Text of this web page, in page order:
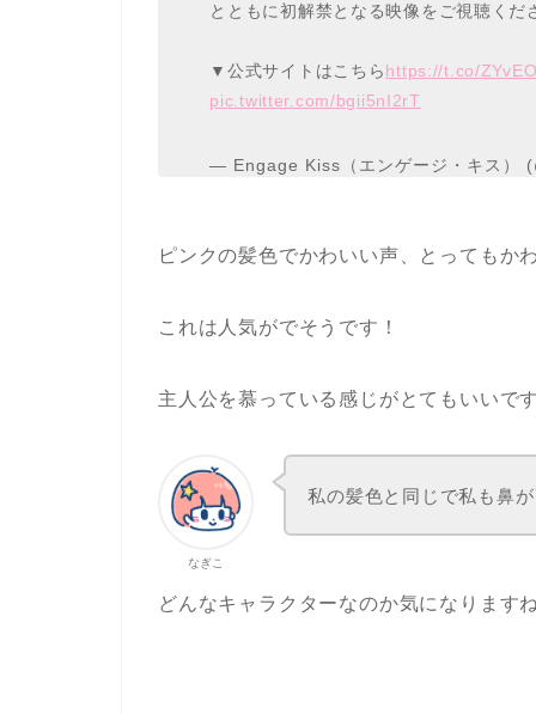
とともに初解禁となる映像をご視聴くだ
▼公式サイトはこちらhttps://t.co/
pic.twitter.com/bgii5nI2rT
— Engage Kiss（エンゲージ・キス）
ピンクの髪色でかわいい声、とってもか
これは人気がでそうです！
主人公を慕っている感じがとてもいいで
なぎこ
私の髪色と同じで私も鼻
どんなキャラクターなのか気になります